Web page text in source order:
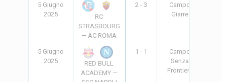
5 Giugno
2025
RC
STRASBOURG
— AC ROMA
2 - 3
Campo
Giarre
5 Giugno
2025
RED BULL
ACADEMY —
1 - 1
Campo
Senza
Frontiere